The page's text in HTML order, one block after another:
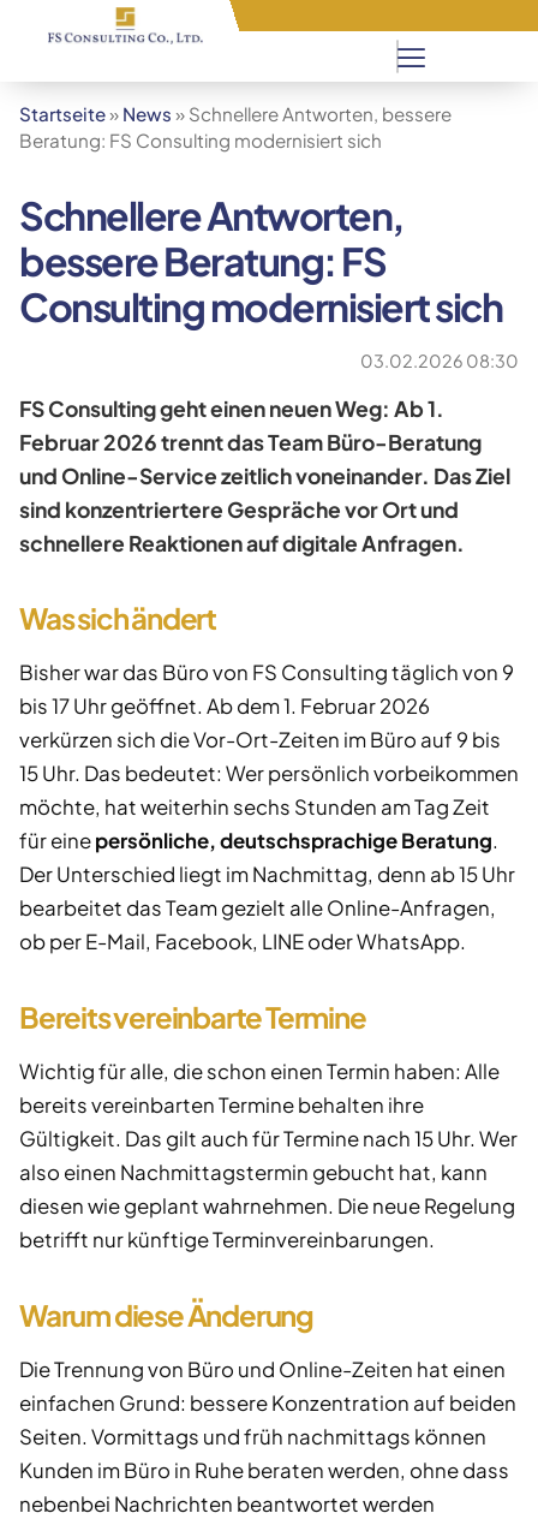
+66 82 001 3126
Startseite» News » Schnellere Antworten, bessere
Beratung: FS Consulting modernisiert sich
Schnellere Antworten,
bessere Beratung: FS
Consulting modernisiert sich
03.02.2026 08:30
FS Consulting geht einen neuen Weg: Ab 1.
Februar 2026 trennt das Team Büro-Beratung
und Online-Service zeitlich voneinander. Das Ziel
sind konzentriertere Gespräche vor Ort und
schnellere Reaktionen auf digitale Anfragen.
Was sich ändert
Bisher war das Büro von FS Consulting täglich von 9
bis 17 Uhr geöffnet. Ab dem 1. Februar 2026
verkürzen sich die Vor-Ort-Zeiten im Büro auf 9 bis
15 Uhr. Das bedeutet: Wer persönlich vorbeikommen
möchte, hat weiterhin sechs Stunden am Tag Zeit
für einepersönliche, deutschsprachige Beratung.
Der Unterschied liegt im Nachmittag, denn ab 15 Uhr
bearbeitet das Team gezielt alle Online-Anfragen,
ob per E-Mail, Facebook, LINE oder WhatsApp.
Bereits vereinbarte Termine
Wichtig für alle, die schon einen Termin haben: Alle
bereits vereinbarten Termine behalten ihre
Gültigkeit. Das gilt auch für Termine nach 15 Uhr. Wer
also einen Nachmittagstermin gebucht hat, kann
diesen wie geplant wahrnehmen. Die neue Regelung
betrifft nur künftige Terminvereinbarungen.
Warum diese Änderung
Die Trennung von Büro und Online-Zeiten hat einen
einfachen Grund: bessere Konzentration auf beiden
Seiten. Vormittags und früh nachmittags können
Kunden im Büro in Ruhe beraten werden, ohne dass
nebenbei Nachrichten beantwortet werden